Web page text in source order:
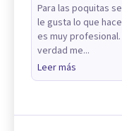
Para las poquitas
le gusta lo que
es muy
verdad me...
Leer más